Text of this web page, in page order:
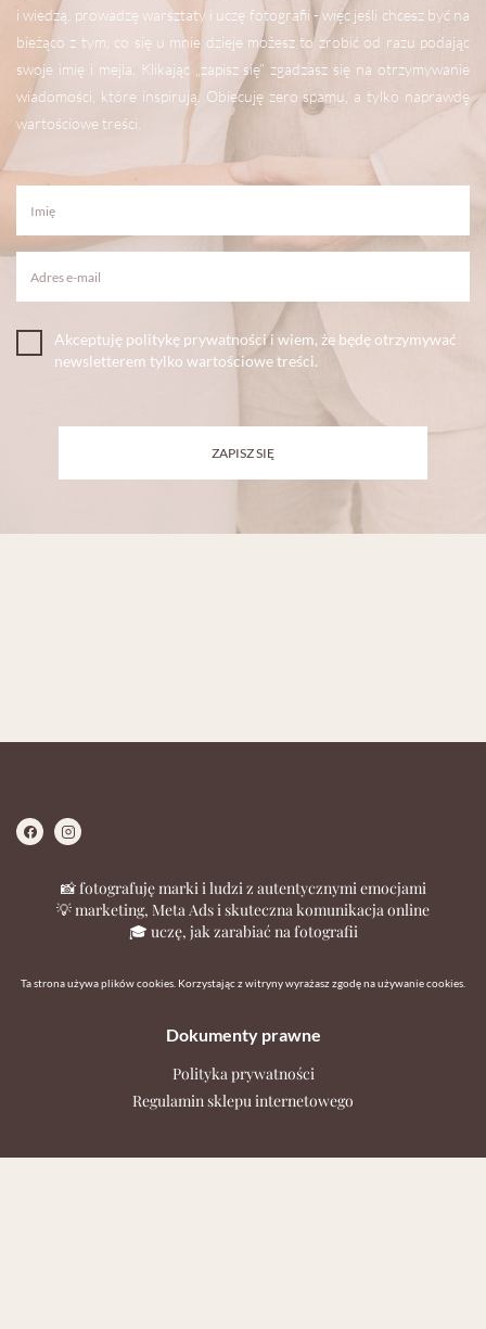
i wiedzą, prowadzę warsztaty i uczę fotografii - więc jeśli chcesz być na
bieżąco z tym, co się u mnie dzieje możesz to zrobić od razu podając
swoje imię i mejla. Klikając „zapisz się” zgadzasz się na otrzymywanie
wiadomości, które inspirują. Obiecuję zero spamu, a tylko naprawdę
wartościowe treści.
Akceptuję politykę prywatności i wiem, że będę otrzymywać
newsletterem tylko wartościowe treści.
ZAPISZ SIĘ
📸 fotografuję marki i ludzi z autentycznymi emocjami
💡 marketing, Meta Ads i skuteczna komunikacja online
🎓 uczę, jak zarabiać na fotografii
Ta strona używa plików cookies. Korzystając z witryny wyrażasz zgodę na używanie cookies.
Dokumenty prawne
Polityka prywatności
Regulamin sklepu internetowego